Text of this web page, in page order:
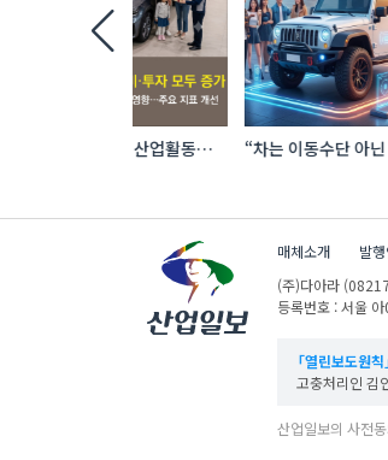
“차는 이동수단 아닌 취미”… 中 1조
매체소개 발
(주)다아라
등록번호 : 서울
「열린보도원칙
고충처리인
산업일보의 사전